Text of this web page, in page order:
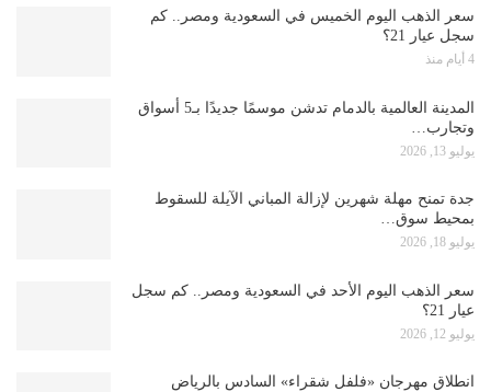
سعر الذهب اليوم الخميس في السعودية ومصر.. كم
سجل عيار 21؟
4 أيام منذ
المدينة العالمية بالدمام تدشن موسمًا جديدًا بـ5 أسواق
وتجارب…
يوليو 13, 2026
جدة تمنح مهلة شهرين لإزالة المباني الآيلة للسقوط
بمحيط سوق…
يوليو 18, 2026
سعر الذهب اليوم الأحد في السعودية ومصر.. كم سجل
عيار 21؟
يوليو 12, 2026
انطلاق مهرجان «فلفل شقراء» السادس بالرياض